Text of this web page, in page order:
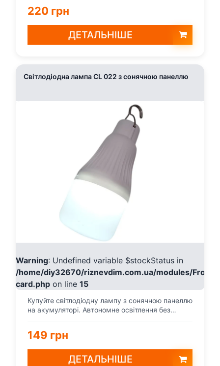
220 грн
ДЕТАЛЬНІШЕ
Світлодіодна лампа CL 022 з сонячною панеллю
Warning: Undefined variable $stockStatus in
/home/diy32670/riznevdim.com.ua/modules/
card.php on line 15
Купуйте світлодіодну лампу з сонячною панеллю
на акумуляторі. Автономне освітлення без
проводів: зар...
149 грн
ДЕТАЛЬНІШЕ